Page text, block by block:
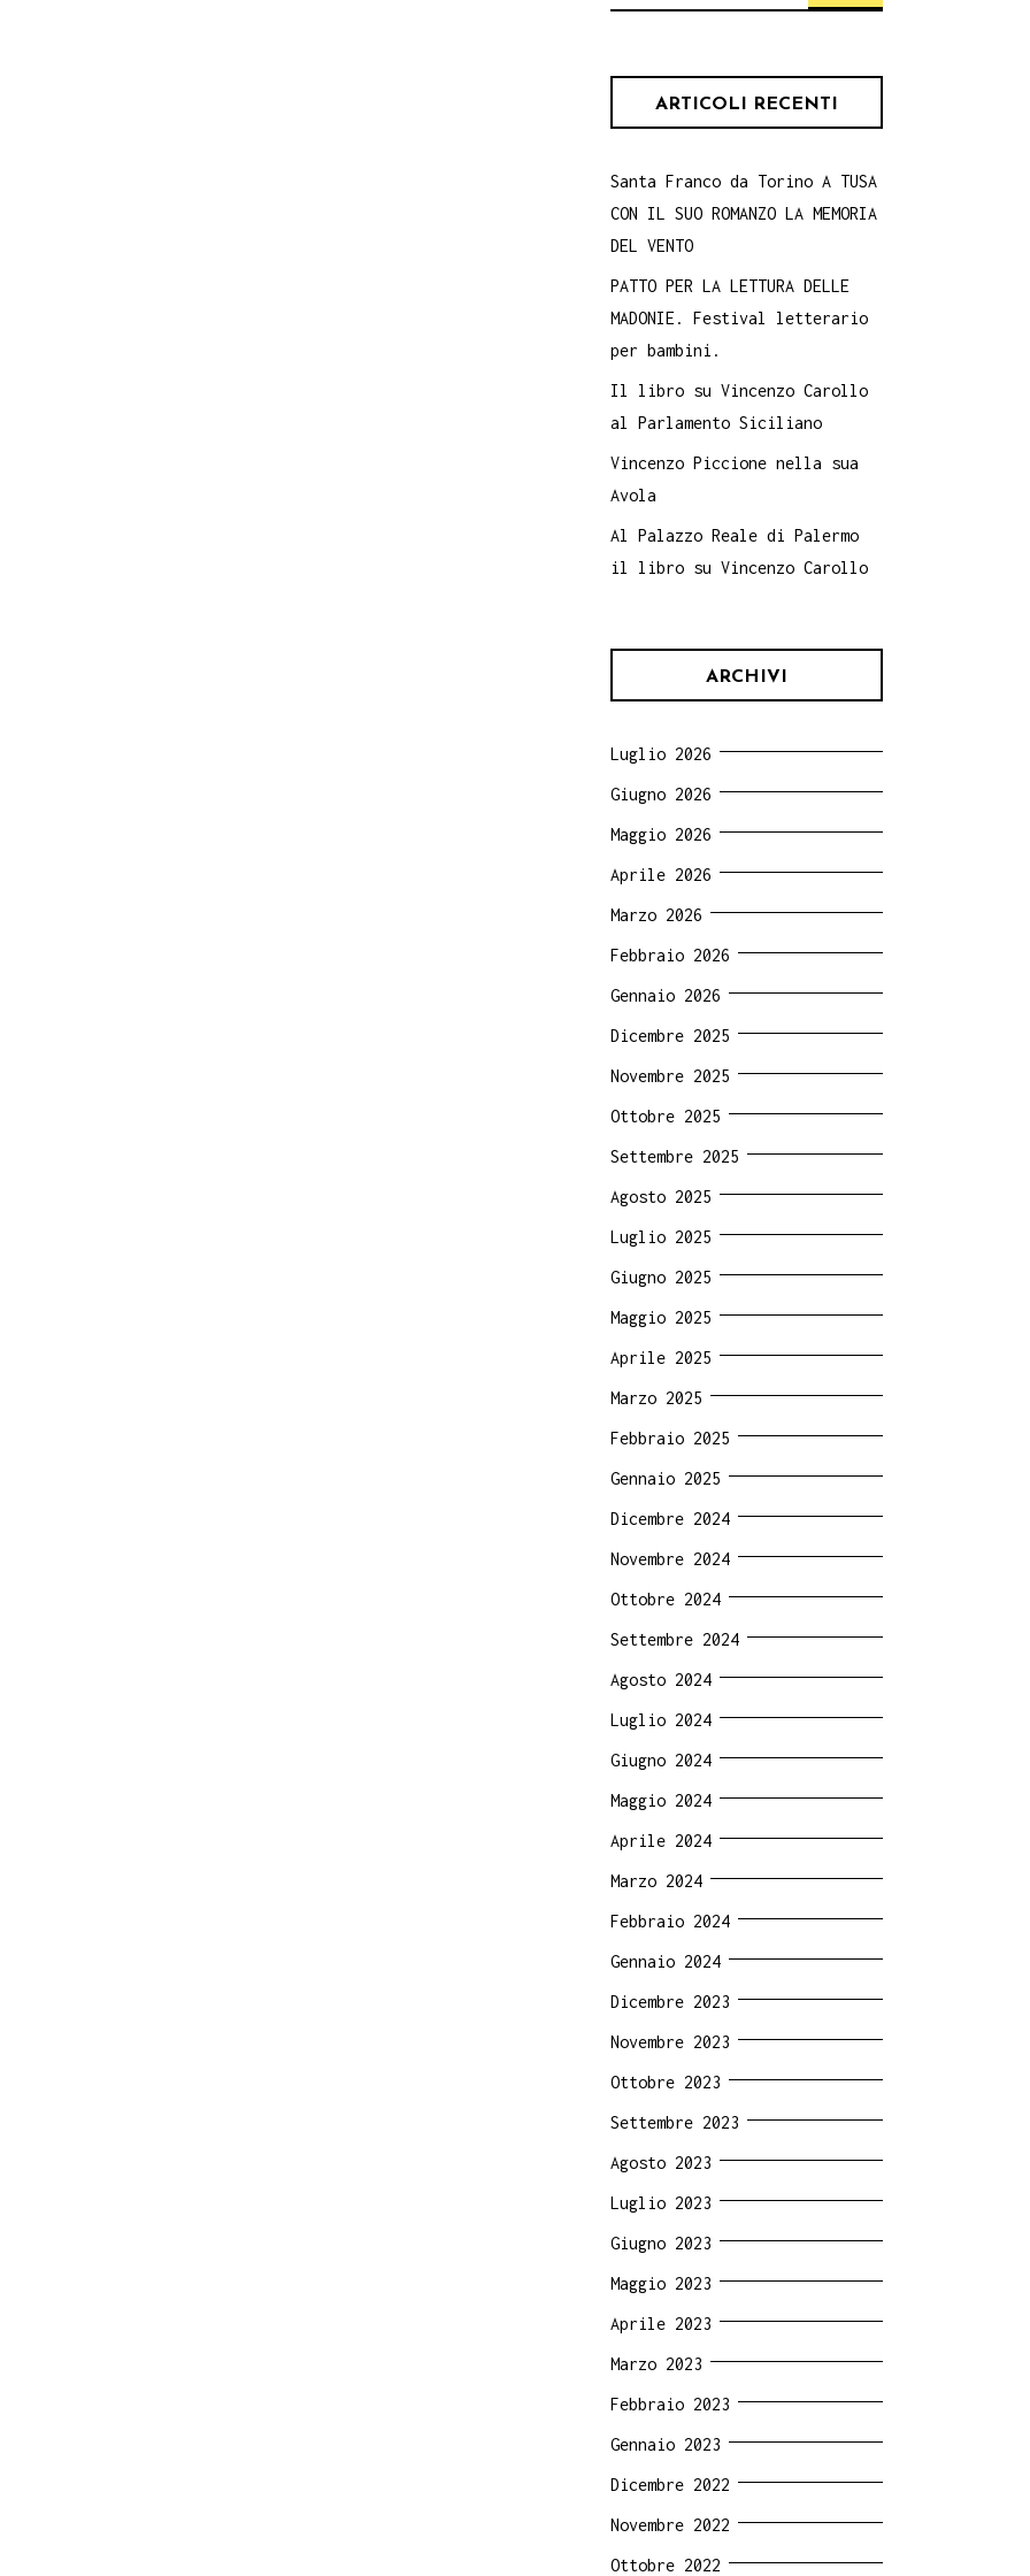
ARTICOLI RECENTI
Santa Franco da Torino A TUSA
CON IL SUO ROMANZO LA MEMORIA
DEL VENTO
PATTO PER LA LETTURA DELLE
MADONIE. Festival letterario
per bambini.
Il libro su Vincenzo Carollo
al Parlamento Siciliano
Vincenzo Piccione nella sua
Avola
Al Palazzo Reale di Palermo
il libro su Vincenzo Carollo
ARCHIVI
Luglio 2026
Giugno 2026
Maggio 2026
Aprile 2026
Marzo 2026
Febbraio 2026
Gennaio 2026
Dicembre 2025
Novembre 2025
Ottobre 2025
Settembre 2025
Agosto 2025
Luglio 2025
Giugno 2025
Maggio 2025
Aprile 2025
Marzo 2025
Febbraio 2025
Gennaio 2025
Dicembre 2024
Novembre 2024
Ottobre 2024
Settembre 2024
Agosto 2024
Luglio 2024
Giugno 2024
Maggio 2024
Aprile 2024
Marzo 2024
Febbraio 2024
Gennaio 2024
Dicembre 2023
Novembre 2023
Ottobre 2023
Settembre 2023
Agosto 2023
Luglio 2023
Giugno 2023
Maggio 2023
Aprile 2023
Marzo 2023
Febbraio 2023
Gennaio 2023
Dicembre 2022
Novembre 2022
Ottobre 2022